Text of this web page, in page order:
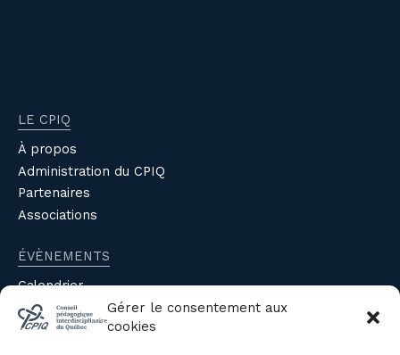
Gérer le consentement aux
cookies
LE CPIQ
À propos
Administration du CPIQ
Partenaires
Associations
ÉVÈNEMENTS
Calendrier
Évènements du CPIQ